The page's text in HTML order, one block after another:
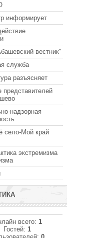
информирует
вестник"
служба
разъясняет
представителей
надзорная
село-Мой край
экстремизма
всего: 1
Гостей:1